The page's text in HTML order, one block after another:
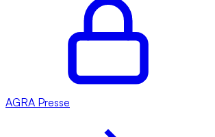
AGRA Presse